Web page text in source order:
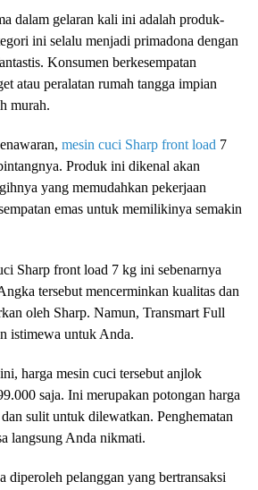
dalam gelaran kali ini adalah produk-
ini selalu menjadi primadona dengan
Konsumen berkesempatan
atau peralatan rumah tangga impian
murah.
mesin cuci Sharp front load 7
Produk ini dikenal akan
yang memudahkan pekerjaan
emas untuk memilikinya semakin
Sharp front load 7 kg ini sebenarnya
tersebut mencerminkan kualitas dan
oleh Sharp. Namun, Transmart Full
istimewa untuk Anda.
harga mesin cuci tersebut anjlok
saja. Ini merupakan potongan harga
sulit untuk dilewatkan. Penghematan
langsung Anda nikmati.
diperoleh pelanggan yang bertransaksi